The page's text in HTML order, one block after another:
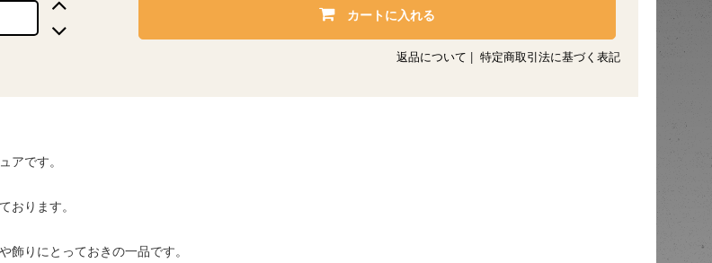
カートに入れる
返品について | 特定商取引法に基づく表記
アです。
おります。
飾りにとっておきの一品です。